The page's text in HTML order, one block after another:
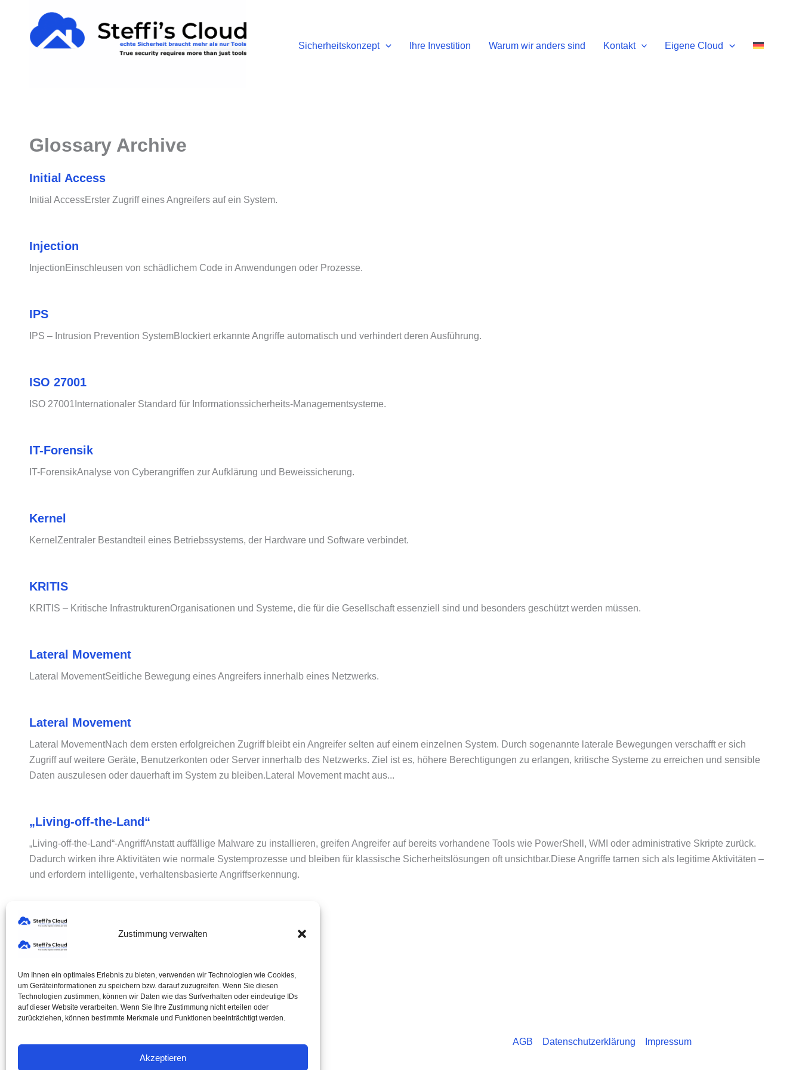
Zustimmung verwalten
Um Ihnen ein optimales Erlebnis zu bieten, verwenden wir Technologien wie Cookies,
um Geräteinformationen zu speichern bzw. darauf zuzugreifen. Wenn Sie diesen
Technologien zustimmen, können wir Daten wie das Surfverhalten oder eindeutige IDs
auf dieser Website verarbeiten. Wenn Sie Ihre Zustimmung nicht erteilen oder
zurückziehen, können bestimmte Merkmale und Funktionen beeinträchtigt werden.
Akzeptieren
springen
Sicherheitskonzept Ihre Investition Warum wir anders sind Kontakt Eigene Cloud
Glossary Archive
Initial Access
Initial AccessErster Zugriff eines Angreifers auf ein System.
Injection
InjectionEinschleusen von schädlichem Code in Anwendungen oder Prozesse.
IPS
IPS – Intrusion Prevention SystemBlockiert erkannte Angriffe automatisch und verhindert deren Ausführung.
ISO 27001
ISO 27001Internationaler Standard für Informationssicherheits-Managementsysteme.
IT-Forensik
IT-ForensikAnalyse von Cyberangriffen zur Aufklärung und Beweissicherung.
Kernel
KernelZentraler Bestandteil eines Betriebssystems, der Hardware und Software verbindet.
KRITIS
KRITIS – Kritische InfrastrukturenOrganisationen und Systeme, die für die Gesellschaft essenziell sind und besonders geschützt werden müssen.
Lateral Movement
Lateral MovementSeitliche Bewegung eines Angreifers innerhalb eines Netzwerks.
Lateral Movement
Lateral MovementNach dem ersten erfolgreichen Zugriff bleibt ein Angreifer selten auf einem einzelnen System. Durch sogenannte laterale Bewegungen verschafft er sich
Zugriff auf weitere Geräte, Benutzerkonten oder Server innerhalb des Netzwerks. Ziel ist es, höhere Berechtigungen zu erlangen, kritische Systeme zu erreichen und sensible
Daten auszulesen oder dauerhaft im System zu bleiben.Lateral Movement macht aus...
„Living-off-the-Land“
„Living-off-the-Land“-AngriffAnstatt auffällige Malware zu installieren, greifen Angreifer auf bereits vorhandene Tools wie PowerShell, WMI oder administrative Skripte zurück.
Dadurch wirken ihre Aktivitäten wie normale Systemprozesse und bleiben für klassische Sicherheitslösungen oft unsichtbar.Diese Angriffe tarnen sich als legitime Aktivitäten –
und erfordern intelligente, verhaltensbasierte Angriffserkennung.
« Zurück
All rights reserved
AGB Datenschutzerklärung Impressum